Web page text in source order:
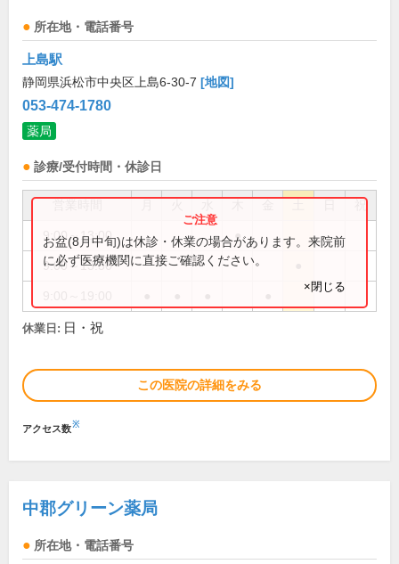
所在地・電話番号
上島駅
静岡県浜松市中央区上島6-30-7 [地図]
053-474-1780
薬局
診療/受付時間・休診日
祝
9:00～13:00 ●
9:00～13:30
お盆(8月中旬)は休診・休業の場合があります。来院前
に必ず医療機関に直接ご確認ください。
×閉じる
休業日: 日・祝
この医院の詳細をみる
アクセス数※
中郡グリーン薬局
所在地・電話番号